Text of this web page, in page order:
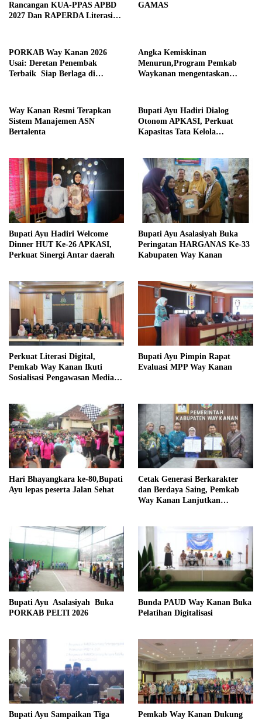
Rancangan KUA-PPAS APBD
2027 Dan RAPERDA Literasi
GAMAS
PORKAB Way Kanan 2026
Usai: Deretan Penembak
Terbaik Siap Berlaga di
Angka Kemiskinan
Menurun,Program Pemkab
Waykanan mengentaskan
Way Kanan Resmi Terapkan
Sistem Manajemen ASN
Bertalenta
Bupati Ayu Hadiri Dialog
Otonom APKASI, Perkuat
Kapasitas Tata Kelola
Bupati Ayu Hadiri Welcome
Dinner HUT Ke-26 APKASI,
Perkuat Sinergi Antar daerah
Bupati Ayu Asalasiyah Buka
Peringatan HARGANAS Ke-33
Kabupaten Way Kanan
Perkuat Literasi Digital,
Pemkab Way Kanan Ikuti
Sosialisasi Pengawasan Media
Bupati Ayu Pimpin Rapat
Evaluasi MPP Way Kanan
Hari Bhayangkara ke-80,Bupati
Ayu lepas peserta Jalan Sehat
Cetak Generasi Berkarakter
dan Berdaya Saing, Pemkab
Way Kanan Lanjutkan
Bupati Ayu Asalasiyah Buka
PORKAB PELTI 2026
Bunda PAUD Way Kanan Buka
Pelatihan Digitalisasi
Bupati Ayu Sampaikan Tiga
Pemkab Way Kanan Dukung